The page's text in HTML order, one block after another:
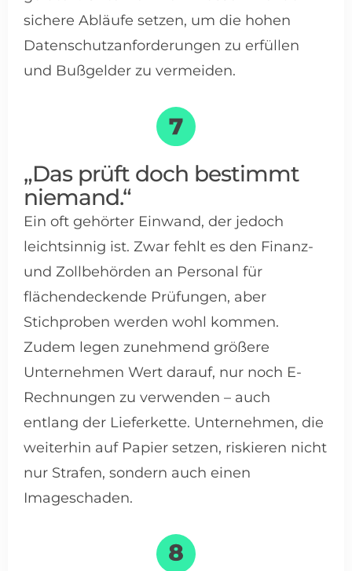
sichere Abläufe setzen, um die hohen
Datenschutzanforderungen zu erfüllen
und Bußgelder zu vermeiden.
„Das prüft doch bestimmt
niemand.“
Ein oft gehörter Einwand, der jedoch
leichtsinnig ist. Zwar fehlt es den Finanz-
und Zollbehörden an Personal für
flächendeckende Prüfungen, aber
Stichproben werden wohl kommen.
Zudem legen zunehmend größere
Unternehmen Wert darauf, nur noch E-
Rechnungen zu verwenden – auch
entlang der Lieferkette. Unternehmen, die
weiterhin auf Papier setzen, riskieren nicht
nur Strafen, sondern auch einen
Imageschaden.